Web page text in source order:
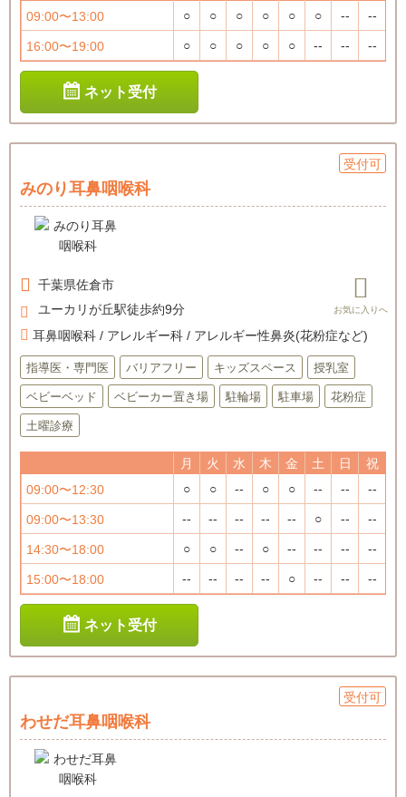
09:00〜13:00 ○ ○ ○ ○ ○ ○ -- --
16:00〜19:00 ○ ○ ○ ○ ○ -- -- --
ネット受付
受付可
みのり耳鼻咽喉科
千葉県佐倉市
ユーカリが丘駅徒歩約9分
耳鼻咽喉科 / アレルギー科 / アレルギー性鼻炎(花粉症など)
指導医・専門医 バリアフリー キッズスペース 授乳室
ベビーベッド ベビーカー置き場 駐輪場 駐車場 花粉症
土曜診療
月 火 水 木 金 土 日
祝
09:00〜12:30
○ ○ -- ○ ○ -- -- --
09:00〜13:30 -- -- -- -- -- ○ -- --
14:30〜18:00 ○ ○ -- ○ -- -- -- --
15:00〜18:00 -- -- -- -- ○ -- -- --
ネット受付
受付可
わせだ耳鼻咽喉科